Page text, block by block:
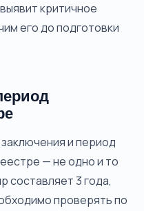
критичное
его до подготовки
и период
— не одно и то
составляет 3 года,
проверять по